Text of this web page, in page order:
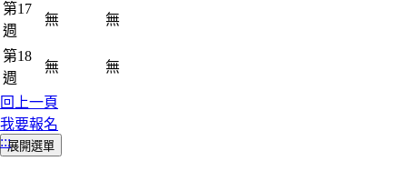
第17
週
無 無
第18
週
無 無
回上一頁
我要報名
:::展開選單